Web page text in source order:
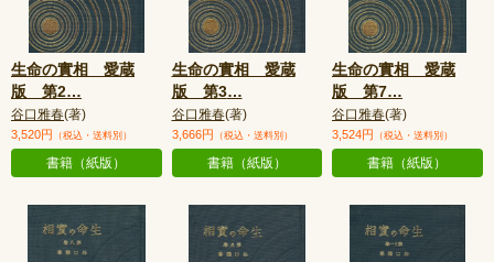
生命の實相 愛蔵
版 第2…
谷口雅春(著)
3,520円 （税込・送料別）
書籍（紙版）
生命の實相 愛蔵
版 第3…
谷口雅春(著)
3,666円 （税込・送料別）
書籍（紙版）
生命の實相 愛蔵
版 第7…
谷口雅春(著)
3,524円 （税込・送料別）
書籍（紙版）